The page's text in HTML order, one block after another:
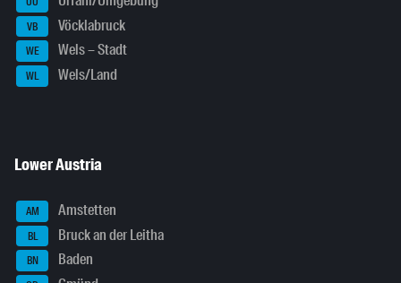
VB Vöcklabruck
WE Wels – Stadt
WL Wels/Land
Lower Austria
AM Amstetten
BL Bruck an der Leitha
BN Baden